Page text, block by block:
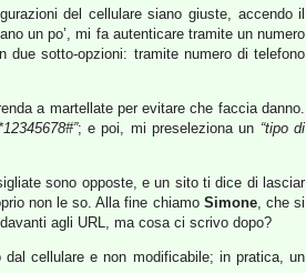
del cellulare siano giuste, accendo il
un po’, mi fa autenticare tramite un numero
sotto-opzioni: tramite numero di telefono
a martellate per evitare che faccia danno.
; e poi, mi preseleziona un “tipo di
sono opposte, e un sito ti dice di lasciar
non le so. Alla fine chiamo Simone, che si
davanti agli URL, ma cosa ci scrivo dopo?
dal cellulare e non modificabile; in pratica, un